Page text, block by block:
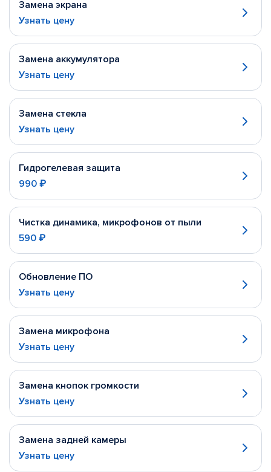
Замена экрана
Узнать цену
Замена аккумулятора
Узнать цену
Замена стекла
Узнать цену
Гидрогелевая защита
990 ₽
Чистка динамика, микрофонов от пыли
590 ₽
Обновление ПО
Узнать цену
Замена микрофона
Узнать цену
Замена кнопок громкости
Узнать цену
Замена задней камеры
Узнать цену